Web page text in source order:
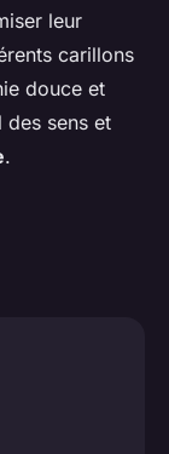
leur
carillons
douce et
sens et
.